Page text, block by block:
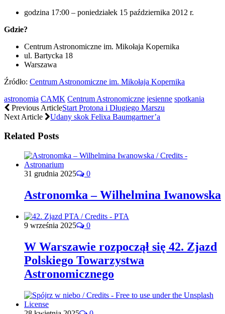
godzina 17:00 – poniedziałek 15 października 2012 r.
Gdzie?
Centrum Astronomiczne im. Mikołaja Kopernika
ul. Bartycka 18
Warszawa
Źródło: Centrum Astronomiczne im. Mikołaja Kopernika
astronomia CAMK Centrum Astronomiczne jesienne spotkania
Previous ArticleStart Protona i Długiego Marszu
Next Article
Udany skok Felixa Baumgartner’a
Related Posts
31 grudnia 2025 0
Astronomka – Wilhelmina Iwanowska
9 września 2025 0
W Warszawie rozpoczął się 42. Zjazd
Polskiego Towarzystwa
Astronomicznego